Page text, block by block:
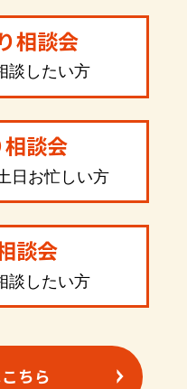
相談会
談したい方
談会
日お忙しい方
談会
談したい方
ちら